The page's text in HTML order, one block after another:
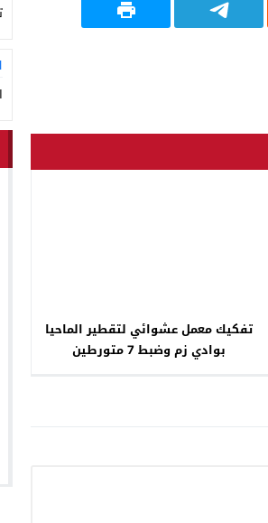
تفكيك معمل عشوائي لتقطير الماحيا
بوادي زم وضبط 7 متورطين